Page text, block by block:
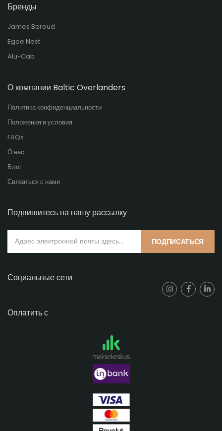
Бренды
James Baroud
Egoe Nest
Alu-Cab
О компании Baltic Overlanders
Политика конфиденциальности
Положения и условия
FAQs
О нас
Блог
Связаться с нами
Подпишитесь на нашу рассылку
ПОДПИСАТЬСЯ
Социальные сети
Оплатить с